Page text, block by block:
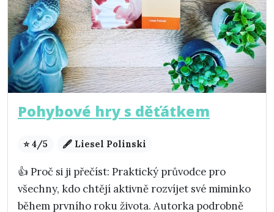
Pohybové hry s děťátkem
⭐ 4/5 🖋️ Liesel Polinski
👍 Proč si ji přečíst: Praktický průvodce pro
všechny, kdo chtějí aktivně rozvíjet své miminko
během prvního roku života. Autorka podrobně